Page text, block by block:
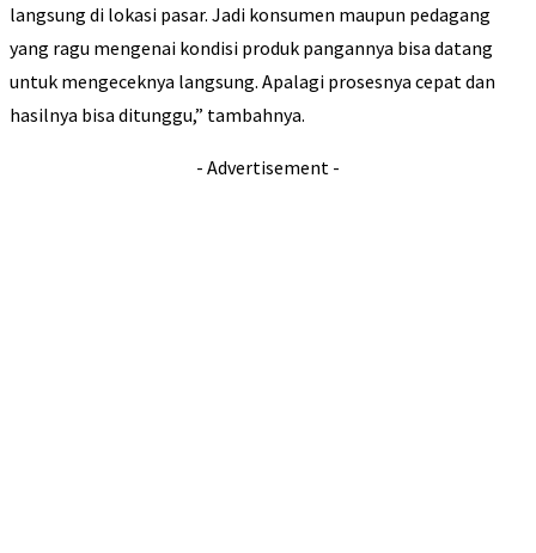
langsung di lokasi pasar. Jadi konsumen maupun pedagang
yang ragu mengenai kondisi produk pangannya bisa datang
untuk mengeceknya langsung. Apalagi prosesnya cepat dan
hasilnya bisa ditunggu,” tambahnya.
- Advertisement -